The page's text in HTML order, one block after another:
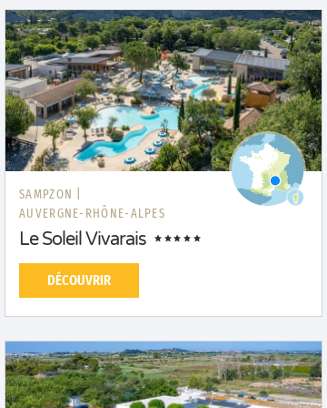
SAMPZON |
AUVERGNE-RHÔNE-ALPES
Le Soleil Vivarais
DÉCOUVRIR